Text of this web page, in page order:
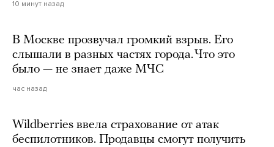
10 минут назад
В Москве прозвучал громкий взрыв. Его
слышали в разных частях города. Что это
было — не знает даже МЧС
час назад
Wildberries ввела страхование от атак
беспилотников. Продавцы смогут получить